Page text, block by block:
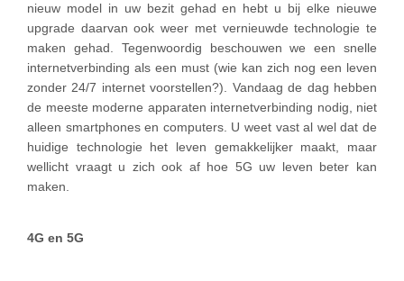
nieuw model in uw bezit gehad en hebt u bij elke nieuwe
upgrade daarvan ook weer met vernieuwde technologie te
maken gehad. Tegenwoordig beschouwen we een snelle
internetverbinding als een must (wie kan zich nog een leven
zonder 24/7 internet voorstellen?). Vandaag de dag hebben
de meeste moderne apparaten internetverbinding nodig, niet
alleen smartphones en computers. U weet vast al wel dat de
huidige technologie het leven gemakkelijker maakt, maar
wellicht vraagt u zich ook af hoe 5G uw leven beter kan
maken.
4G en 5G